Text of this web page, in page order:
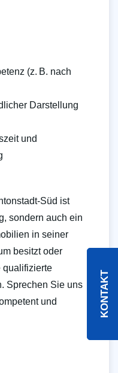
(z. B. nach
Darstellung
und
Süd ist
sondern auch ein
in seiner
besitzt oder
qualifizierte
Sprechen Sie uns
und
KONTAKT